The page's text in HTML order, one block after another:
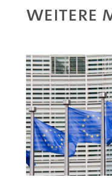
Weitere